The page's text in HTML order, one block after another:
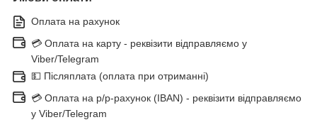
Оплата на рахунок
💳 Оплата на карту - реквізити відправляємо у
Viber/Telegram
💵 Післяплата (оплата при отриманні)
💳 Оплата на р/р-рахунок (IBAN) - реквізити відправляємо
у Viber/Telegram